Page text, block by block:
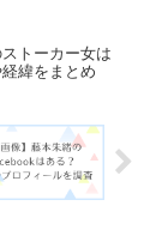
ストーカー女は
緯をまとめ